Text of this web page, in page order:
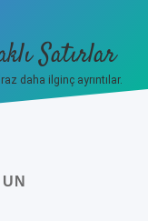
Satırlar
daha ilginç ayrıntılar.